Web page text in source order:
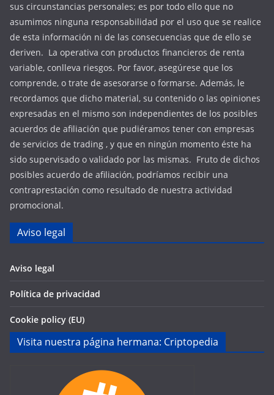
sus circunstancias personales; es por todo ello que no
asumimos ninguna responsabilidad por el uso que se realice
de esta información ni de las consecuencias que de ello se
deriven. La operativa con productos financieros de renta
variable, conlleva riesgos. Por favor, asegúrese que los
comprende, o trate de asesorarse o formarse. Además, le
recordamos que dicho material, su contenido o las opiniones
expresadas en el mismo son independientes de los posibles
acuerdos de afiliación que pudiéramos tener con empresas
de servicios de trading , y que en ningún momento éste ha
sido supervisado o validado por las mismas. Fruto de dichos
posibles acuerdo de afiliación, podríamos recibir una
contraprestación como resultado de nuestra actividad
promocional.
Aviso legal
Aviso legal
Política de privacidad
Cookie policy (EU)
Visita nuestra página hermana: Criptopedia